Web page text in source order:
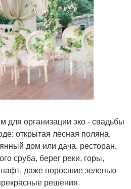
организации эко - свадьбы
открытая лесная поляна,
дом или дача, ресторан,
сруба, берег реки, горы,
даже поросшие зеленью
решения.